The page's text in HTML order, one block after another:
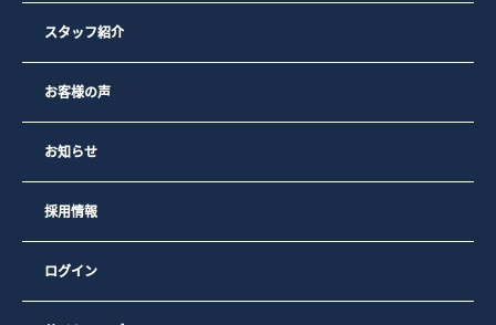
スタッフ紹介
お客様の声
お知らせ
採用情報
ログイン